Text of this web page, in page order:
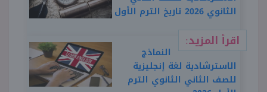
الثانوي 2026 تاريخ الترم الأول
اقرأ المزيد:
النماذج
الاسترشادية لغة إنجليزية
للصف الثاني الثانوي الترم